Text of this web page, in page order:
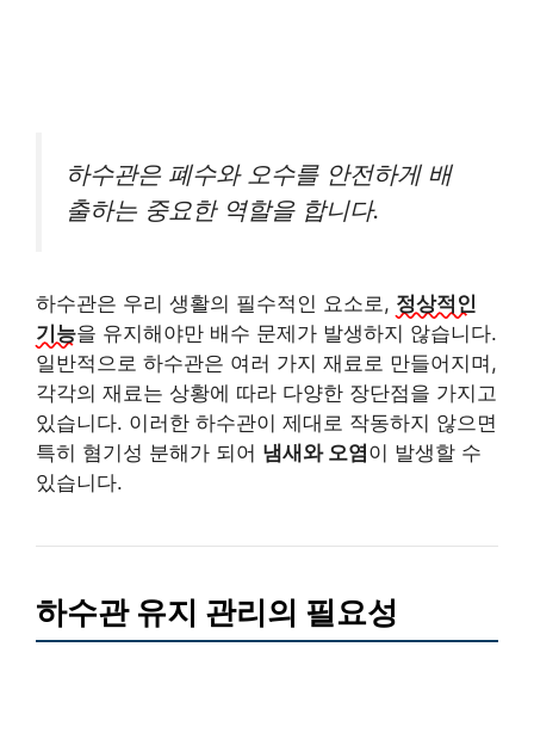
하수관은 폐수와 오수를 안전하게 배
출하는 중요한 역할을 합니다.
하수관은 우리 생활의 필수적인 요소로, 정상적인
기능을 유지해야만 배수 문제가 발생하지 않습니다.
일반적으로 하수관은 여러 가지 재료로 만들어지며,
각각의 재료는 상황에 따라 다양한 장단점을 가지고
있습니다. 이러한 하수관이 제대로 작동하지 않으면
특히 혐기성 분해가 되어 냄새와 오염이 발생할 수
있습니다.
하수관 유지 관리의 필요성